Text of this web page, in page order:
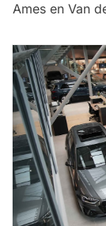
Ames en Van